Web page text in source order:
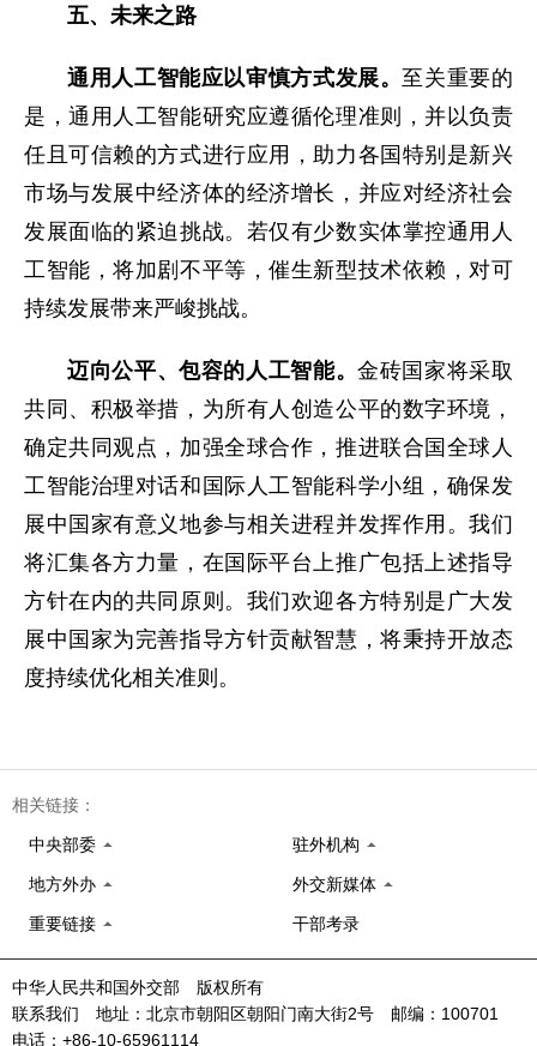
五、未来之路
通用人工智能应以审慎方式发展。 至关重要的
是，通用人工智能研究应遵循伦理准则，并以负责
任且可信赖的方式进行应用，助力各国特别是新兴
市场与发展中经济体的经济增长，并应对经济社会
发展面临的紧迫挑战。若仅有少数实体掌控通用人
工智能，将加剧不平等，催生新型技术依赖，对可
持续发展带来严峻挑战。
迈向公平、包容的人工智能。金砖国家将采取
共同、积极举措，为所有人创造公平的数字环境，
确定共同观点，加强全球合作，推进联合国全球人
工智能治理对话和国际人工智能科学小组，确保发
展中国家有意义地参与相关进程并发挥作用。我们
将汇集各方力量，在国际平台上推广包括上述指导
方针在内的共同原则。我们欢迎各方特别是广大发
展中国家为完善指导方针贡献智慧，将秉持开放态
度持续优化相关准则。
相关链接：
中央部委 驻外机构
地方外办 外交新媒体
重要链接 干部考录
中华人民共和国外交部 版权所有
联系我们 地址：北京市朝阳区朝阳门南大街2号 邮编：100701
电话：+86-10-65961114